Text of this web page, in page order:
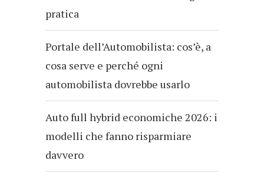
pratica
Portale dell’Automobilista: cos’è, a
cosa serve e perché ogni
automobilista dovrebbe usarlo
Auto full hybrid economiche 2026: i
modelli che fanno risparmiare
davvero